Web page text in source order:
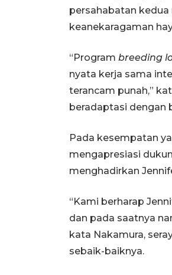
persahabatan kedua
keanekaragaman
“Program breeding
nyata kerja sama
terancam punah,”
beradaptasi dengan
Pada kesempatan
mengapresiasi
menghadirkan
“Kami berharap
dan pada saatnya
kata Nakamura,
sebaik-baiknya.